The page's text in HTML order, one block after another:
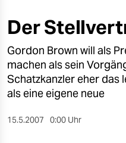
öko
gesellschaft
kultur
sport
berlin
Der
Gordon Brown will als
machen als sein
Schatzkanzler eher das
als eine eigene neue
15.5.2007 0:00 Uhr